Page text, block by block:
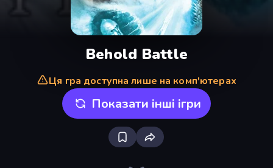
Behold Battle
Ця гра доступна лише на комп'ютерах
Показати інші ігри